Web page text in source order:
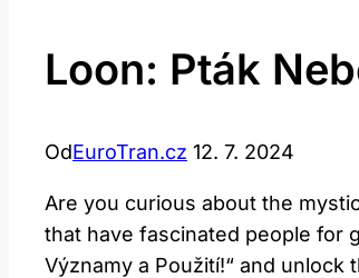
Loon: Pták
OdEuroTran.cz 12. 7. 2024
Are you curious about the⁣
that have fascinated people for
Významy ⁢a Použití!“‍ and‌